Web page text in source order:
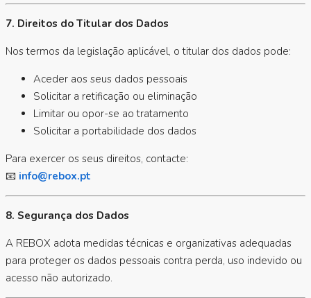
7. Direitos do Titular dos Dados
Nos termos da legislação aplicável, o titular dos dados pode:
Aceder aos seus dados pessoais
Solicitar a retificação ou eliminação
Limitar ou opor-se ao tratamento
Solicitar a portabilidade dos dados
Para exercer os seus direitos, contacte:
📧 info@rebox.pt
8. Segurança dos Dados
A REBOX adota medidas técnicas e organizativas adequadas
para proteger os dados pessoais contra perda, uso indevido ou
acesso não autorizado.